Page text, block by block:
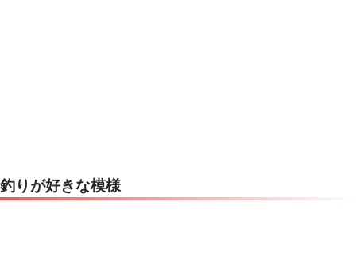
釣りが好きな模様